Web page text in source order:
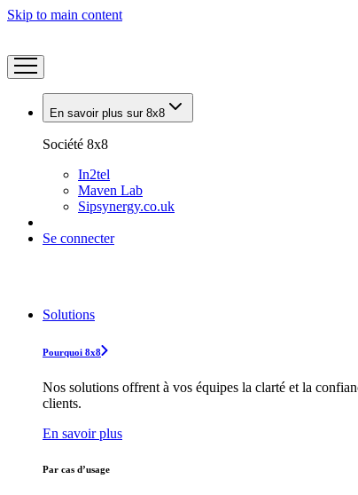
Skip to main content
En savoir plus sur 8x8
Société 8x8
In2tel
Maven Lab
Sipsynergy.co.uk
Se connecter
Solutions
Pourquoi 8x8
Nos solutions offrent à vos équipes la clarté et la
clients.
En savoir plus
Par cas d’usage